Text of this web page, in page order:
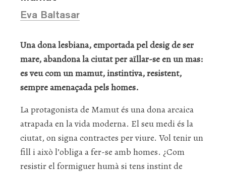
Eva Baltasar
Una dona lesbiana, emportada pel desig de ser
mare, abandona la ciutat per aïllar-se en un mas:
es veu com un mamut, instintiva, resistent,
sempre amenaçada pels homes.
La protagonista de Mamut és una dona arcaica
atrapada en la vida moderna. El seu medi és la
ciutat, on signa contractes per viure. Vol tenir un
fill i això l’obliga a fer-se amb homes. ¿Com
resistir el formiguer humà si tens instint de